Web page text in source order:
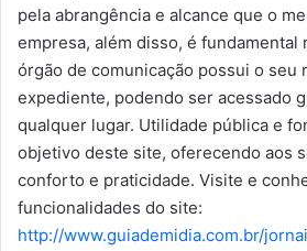
pela abrangência e alcance que o
empresa, além disso, é fundamental
órgão de comunicação possui o seu
expediente, podendo ser acessado
qualquer lugar. Utilidade pública e
objetivo deste site, oferecendo aos
conforto e praticidade. Visite e
funcionalidades do site:
http://www.guiademidia.com.br/